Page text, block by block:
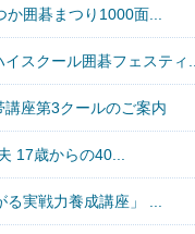
囲碁まつり1000面...
スクール囲碁フェスティ...
講座第3クールのご案内
17歳からの40...
実戦力養成講座」 ...